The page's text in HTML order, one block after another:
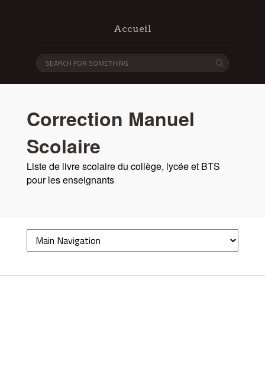
Accueil
Correction Manuel
Scolaire
Liste de livre scolaire du collège, lycée et BTS
pour les enseignants